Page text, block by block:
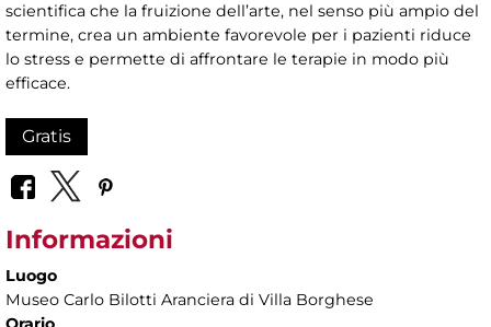
scientifica che la fruizione dell’arte, nel senso più ampio del
termine, crea un ambiente favorevole per i pazienti riduce
lo stress e permette di affrontare le terapie in modo più
efficace.
Gratis
Informazioni
Luogo
Museo Carlo Bilotti Aranciera di Villa Borghese